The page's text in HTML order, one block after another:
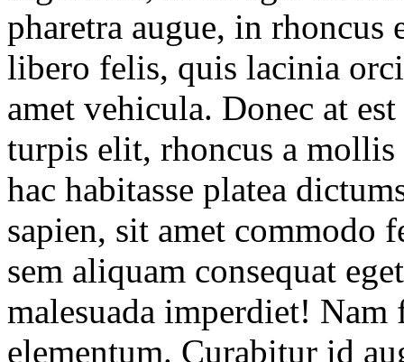
pharetra augue, in rhoncus
libero felis, quis lacinia
amet vehicula. Donec at
turpis elit, rhoncus a
hac habitasse platea
sapien, sit amet
sem aliquam consequat
malesuada imperdiet! Nam
elementum. Curabitur id